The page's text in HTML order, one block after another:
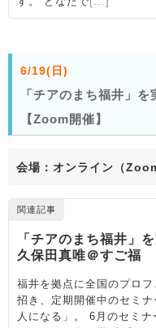
6/19(日)
「チアのまち福井」
【Zoom開催】
会場：オンライン（